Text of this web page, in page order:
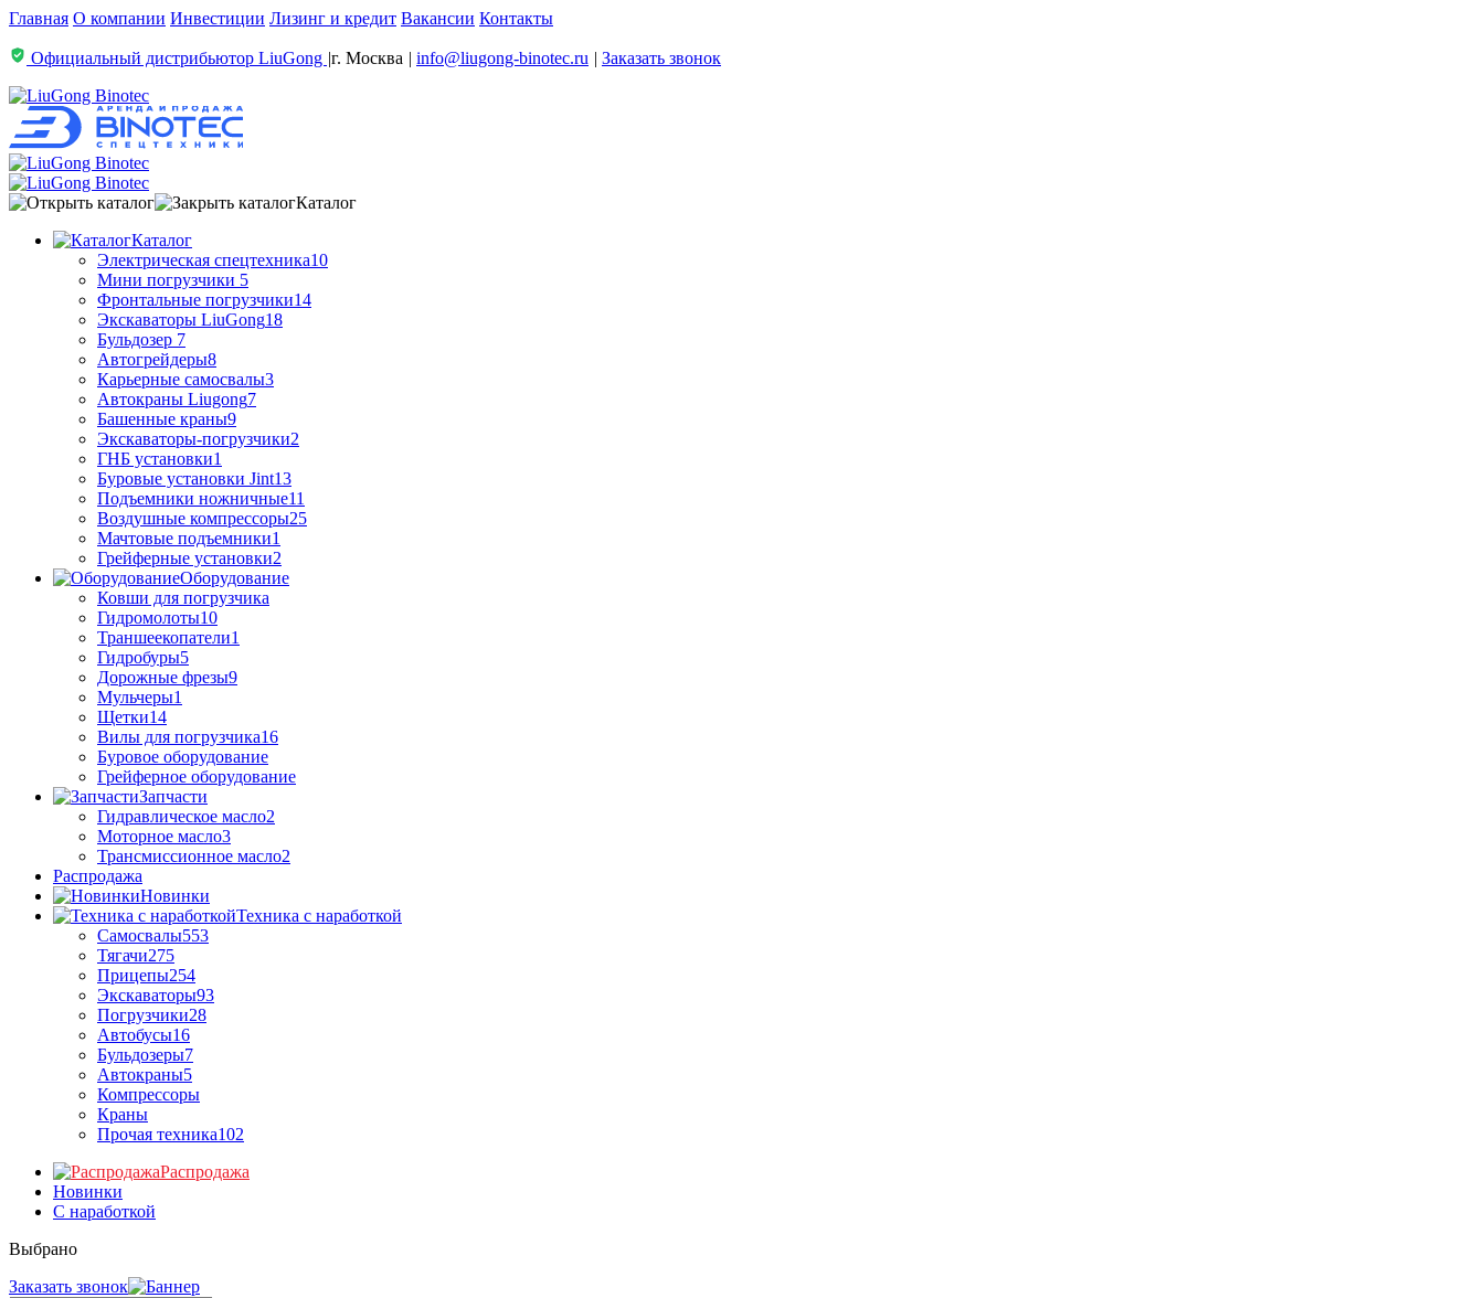
Главная О компании Инвестиции Лизинг и кредит Вакансии Контакты
Официальный дистрибьютор LiuGong |г. Москва | info@liugong-binotec.ru | Заказать звонок
Каталог
Каталог
Электрическая спецтехника10
Мини погрузчики 5
Фронтальные погрузчики14
Экскаваторы LiuGong18
Бульдозер 7
Автогрейдеры8
Карьерные самосвалы3
Автокраны Liugong7
Башенные краны9
Экскаваторы-погрузчики2
ГНБ установки1
Буровые установки Jint13
Подъемники ножничные11
Воздушные компрессоры25
Мачтовые подъемники1
Грейферные установки2
Оборудование
Ковши для погрузчика
Гидромолоты10
Траншеекопатели1
Гидробуры5
Дорожные фрезы9
Мульчеры1
Щетки14
Вилы для погрузчика16
Буровое оборудование
Грейферное оборудование
Запчасти
Гидравлическое масло2
Моторное масло3
Трансмиссионное масло2
Распродажа
Новинки
Техника с наработкой
Самосвалы553
Тягачи275
Прицепы254
Экскаваторы93
Погрузчики28
Автобусы16
Бульдозеры7
Автокраны5
Компрессоры
Краны
Прочая техника102
Распродажа
Новинки
С наработкой
Выбрано
Заказать звонок